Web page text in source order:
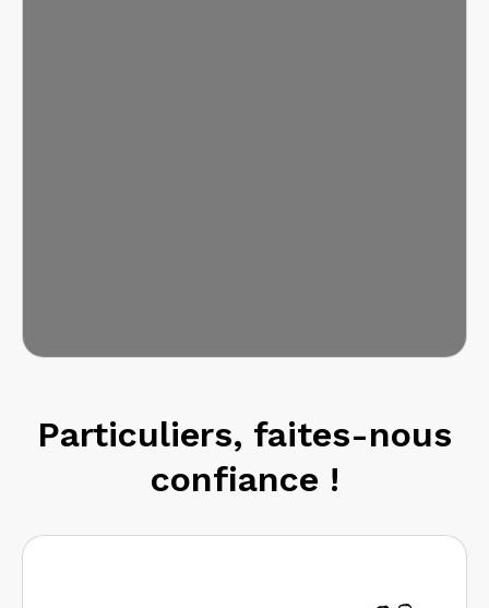
Particuliers, faites-nous
confiance !